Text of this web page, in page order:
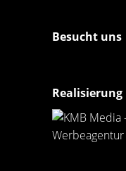
Besucht uns
Realisierung